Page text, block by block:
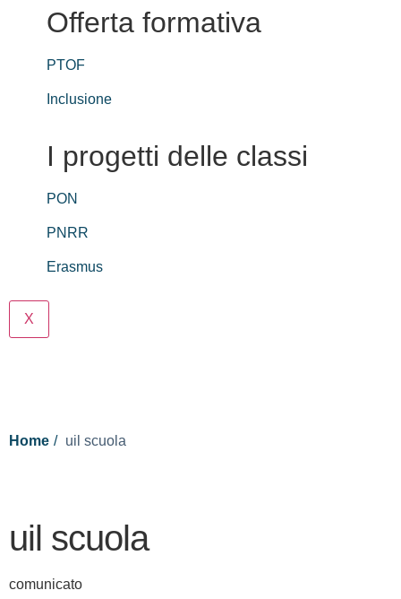
Offerta formativa
PTOF
Inclusione
I progetti delle classi
PON
PNRR
Erasmus
X
Home uil scuola
uil scuola
comunicato